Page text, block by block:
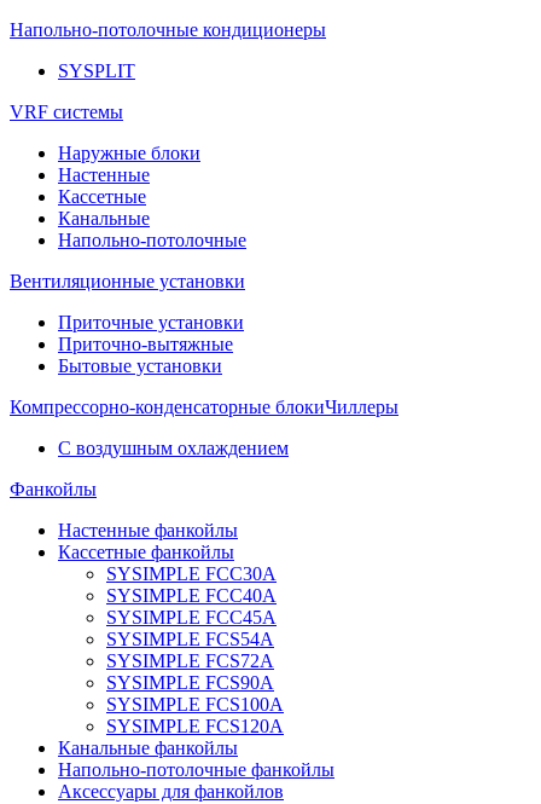
Напольно-потолочные кондиционеры
SYSPLIT
VRF системы
Наружные блоки
Настенные
Кассетные
Канальные
Напольно-потолочные
Вентиляционные установки
Приточные установки
Приточно-вытяжные
Бытовые установки
Компрессорно-конденсаторные блокиЧиллеры
С воздушным охлаждением
Фанкойлы
Настенные фанкойлы
Кассетные фанкойлы
SYSIMPLE FCC30A
SYSIMPLE FCC40A
SYSIMPLE FCC45A
SYSIMPLE FCS54A
SYSIMPLE FCS72A
SYSIMPLE FCS90A
SYSIMPLE FCS100A
SYSIMPLE FCS120A
Канальные фанкойлы
Напольно-потолочные фанкойлы
Аксессуары для фанкойлов